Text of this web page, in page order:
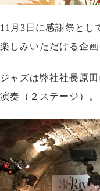
11月3日に感謝祭とし
楽しみいただける企画
ジャズは弊社社長原
演奏（２ステージ）。